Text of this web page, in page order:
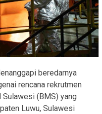
beredarnya
rencana rekrutmen
Sulawesi (BMS) yang
Luwu, Sulawesi